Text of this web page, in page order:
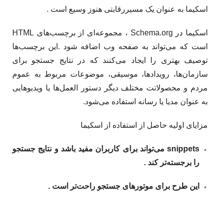
اسکیما به عنوان یک مسیررقابتی هنوز وسیع است .
اسکیما در Schema.org ، مجموعه‌ای از برچسب‌های HTML
است که می‌تواند به صفحه وب اضافه شود .این برچسب‌ها
توصیف بهتری را ایجاد می‌کنند که در نتایج جستجو برای
سازمان‌ها، رویدادها، موسیقی، موضوعات مربوط به عموم
مردم و محصولاتت مختلف دیگر دستور العمل‌ها یا ویدیوهایی
به عنوان مدیا یا رسانه استفاده می‌شود.​
مزایای اولیه حاصل از استفاده از اسکیما ​
snippets می‌تواند برای کاربران مفید باشد و نتایج جستجو
را برجسته‌تر کند .
این طرح برای موتورهای جستجو راحت‌تر است .